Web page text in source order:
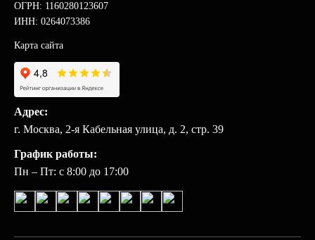
ОГРН: 1160280123607
ИНН: 0264073386
Карта сайта
Адрес:
г. Москва, 2-я Кабельная улица, д. 2, стр. 39
График работы:
Пн – Пт: с 8:00 до 17:00